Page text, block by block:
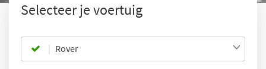
Selecteer je voertuig
Rover